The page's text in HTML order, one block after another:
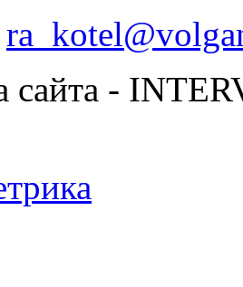
сайта -